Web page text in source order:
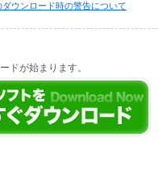
ウンロード時の警告について
ドが始まります。